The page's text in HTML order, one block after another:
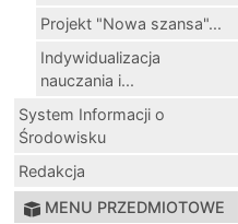
Projekt "Nowa szansa"...
Indywidualizacja
nauczania i...
System Informacji o
Środowisku
Redakcja
MENU PRZEDMIOTOWE